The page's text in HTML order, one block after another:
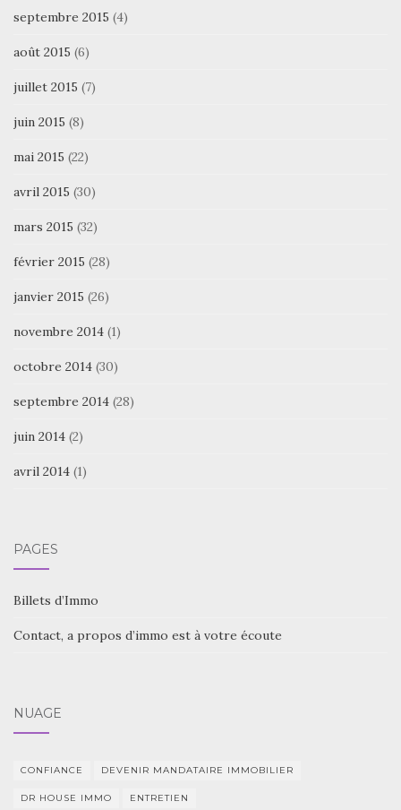
septembre 2015 (4)
août 2015 (6)
juillet 2015 (7)
juin 2015 (8)
mai 2015 (22)
avril 2015 (30)
mars 2015 (32)
février 2015 (28)
janvier 2015 (26)
novembre 2014 (1)
octobre 2014 (30)
septembre 2014 (28)
juin 2014 (2)
avril 2014 (1)
PAGES
Billets d’Immo
Contact, a propos d’immo est à votre écoute
NUAGE
CONFIANCE DEVENIR MANDATAIRE IMMOBILIER
DR HOUSE IMMO ENTRETIEN